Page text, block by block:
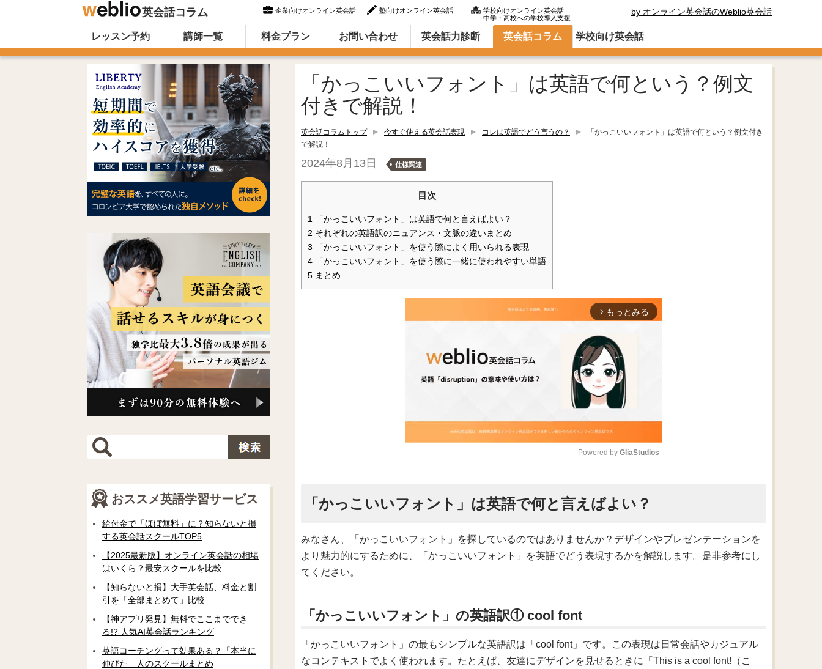
英会話コラム 企業向けオンライン英会話 塾向けオンライン英会話
学校向けオンライン英会話
中学・高校への学校導入支援
by オンライン英会話のWeblio英会話
オンライン英会話のWeblio英会話コラム（英語での言い方・英語表現）
Skip to content
レッスン予約 講師一覧 料金プラン お問い合わせ 英会話力診断 英会話コラム 学校向け英会話
「かっこいいフォント」は英語で何という？例文
付きで解説！
英会話コラムトップ 今すぐ使える英会話表現 コレは英語でどう言うの？
「かっこいいフォント」は英語で何という？例文付き
で解説！
2024年8月13日 仕様関連
目次
1 「かっこいいフォント」は英語で何と言えばよい？
2 それぞれの英語訳のニュアンス・文脈の違いまとめ
3 「かっこいいフォント」を使う際によく用いられる表現
4 「かっこいいフォント」を使う際に一緒に使われやすい単語
5 まとめ
arrow_forward_ios もっとみる
u
e
Powered by GliaStudios
「かっこいいフォント」は英語で何と言えばよい？
みなさん、「かっこいいフォント」を探しているのではありませんか？デザインやプレゼンテーションを
より魅力的にするために、「かっこいいフォント」を英語でどう表現するかを解説します。是非参考にし
てください。
「かっこいいフォント」の英語訳① cool font
「かっこいいフォント」の最もシンプルな英語訳は「cool font」です。この表現は日常会話やカジュアル
なコンテキストでよく使われます。たとえば、友達にデザインを見せるときに「This is a cool font!（こ
おススメ英語学習サービス
給付金で「ほぼ無料」に？知らないと損
する英会話スクールTOP5
【2025最新版】オンライン英会話の相場
はいくら？最安スクールを比較
【知らないと損】大手英会話、料金と割
引を「全部まとめて」比較
【神アプリ発見】無料でここまででき
る!? 人気AI英会話ランキング
英語コーチングって効果ある？「本当に
伸びた」人のスクールまとめ